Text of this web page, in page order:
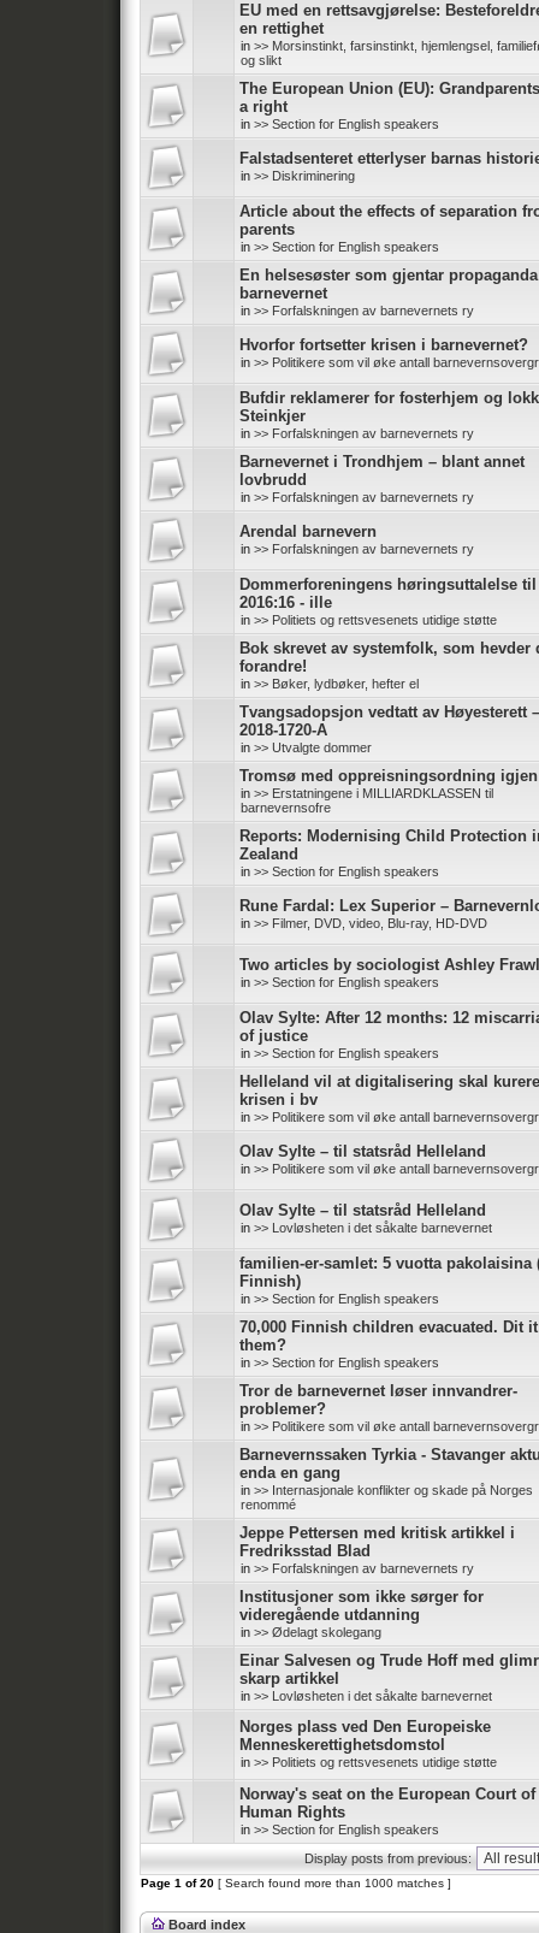
EU med en rettsavgjørelse:
en rettighet
in >> Morsinstinkt, farsinstinkt, hjemlengsel,
og slikt
The European Union (EU):
a right
in >> Section for English speakers
Falstadsenteret etterlyser barnas
in >> Diskriminering
Article about the effects of separation
parents
in >> Section for English speakers
En helsesøster som gjentar
barnevernet
in >> Forfalskningen av barnevernets ry
Hvorfor fortsetter krisen i barnevernet?
in >> Politikere som vil øke antall
Bufdir reklamerer for fosterhjem og
Steinkjer
in >> Forfalskningen av barnevernets ry
Barnevernet i Trondhjem – blant annet
lovbrudd
in >> Forfalskningen av barnevernets ry
Arendal barnevern
in >> Forfalskningen av barnevernets ry
Dommerforeningens høringsuttalelse til
2016:16 - ille
in >> Politiets og rettsvesenets utidige støtte
Bok skrevet av systemfolk, som hevder
forandre!
in >> Bøker, lydbøker, hefter el
Tvangsadopsjon vedtatt av Høyesterett
2018-1720-A
in >> Utvalgte dommer
Tromsø med oppreisningsordning igjen
in >> Erstatningene i MILLIARDKLASSEN til
barnevernsofre
Reports: Modernising Child Protection
Zealand
in >> Section for English speakers
Rune Fardal: Lex Superior –
in >> Filmer, DVD, video, Blu-ray, HD-DVD
Two articles by sociologist Ashley
in >> Section for English speakers
Olav Sylte: After 12 months: 12
of justice
in >> Section for English speakers
Helleland vil at digitalisering skal kurere
krisen i bv
in >> Politikere som vil øke antall
Olav Sylte – til statsråd Helleland
in >> Politikere som vil øke antall
Olav Sylte – til statsråd Helleland
in >> Lovløsheten i det såkalte barnevernet
familien-er-samlet: 5 vuotta pakolaisina
Finnish)
in >> Section for English speakers
70,000 Finnish children evacuated. Dit
them?
in >> Section for English speakers
Tror de barnevernet løser innvandrer-
problemer?
in >> Politikere som vil øke antall
Barnevernssaken Tyrkia - Stavanger
enda en gang
in >> Internasjonale konflikter og skade på Norges
renommé
Jeppe Pettersen med kritisk artikkel i
Fredriksstad Blad
in >> Forfalskningen av barnevernets ry
Institusjoner som ikke sørger for
videregående utdanning
in >> Ødelagt skolegang
Einar Salvesen og Trude Hoff med
skarp artikkel
in >> Lovløsheten i det såkalte barnevernet
Norges plass ved Den Europeiske
Menneskerettighetsdomstol
in >> Politiets og rettsvesenets utidige støtte
Norway's seat on the European Court of
Human Rights
in >> Section for English speakers
Display posts from previous:
Page 1 of20 [ Search found more than 1000 matches ]
Board index